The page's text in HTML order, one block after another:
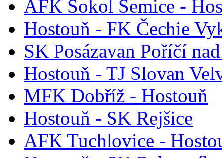
AFK Sokol Semice -
Hostouň - FK Čechie
SK Posázavan Poříčí
Hostouň - TJ Slovan
MFK Dobříž - Hostouň
Hostouň - SK Rejšice
AFK Tuchlovice -